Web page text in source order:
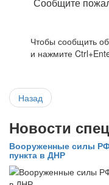
Сообщите
Чтобы сообщить
и нажмите
Назад
Новости
Вооруженные силы
пункта в ДНР